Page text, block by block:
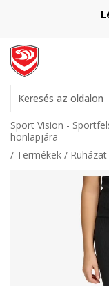
Keresés az oldalon
Sport Vision -
honlapjára
Termékek
Ruházat